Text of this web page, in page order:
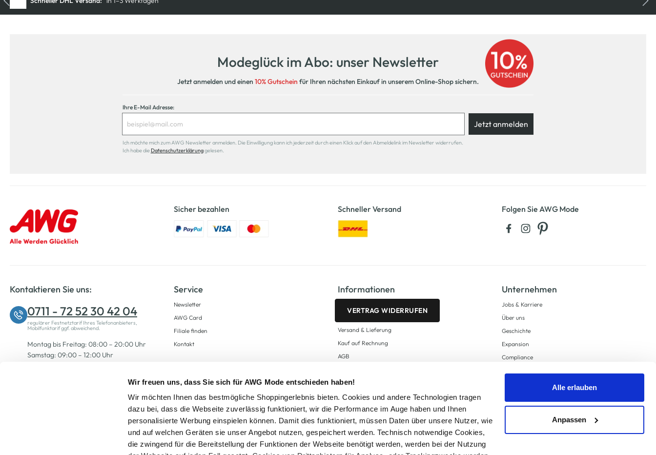
Wir freuen uns, dass Sie sich für AWG Mode entschieden haben!
Wir möchten Ihnen das bestmögliche Shoppingerlebnis bieten. Cookies und andere Technologien tragen
dazu bei, dass die Webseite zuverlässig funktioniert, wir die Performance im Auge haben und Ihnen
personalisierte Werbung einspielen können. Damit dies funktioniert, müssen Daten über unsere Nutzer, wie
und auf welchen Geräten sie unser Angebot nutzen, gespeichert werden. Technisch notwendige Cookies,
die zwingend für die Bereitstellung der Funktionen der Webseite benötigt werden, werden bei der Nutzung
Alle erlauben
Anpassen
Modeglück im Abo: unser Newsletter
Jetzt anmelden und einen 10% Gutschein für Ihren nächsten Einkauf in unserem Online-Shop sichern.
Ihre E-Mail Adresse:
Jetzt anmelden
Ich möchte mich zum AWG Newsletter anmelden. Die Einwilligung kann ich jederzeit durch einen Klick auf den Abmeldelink im Newsletter widerrufen.
Ich habe die Datenschutzerklärunggelesen.
Sicher bezahlen Schneller Versand Folgen Sie AWG Mode
Kontaktieren Sie uns:
0711 - 72 52 30 42 04
regulärer Festnetztarif Ihres Telefonanbieters,
Mobilfunktarif ggf. abweichend.
Montag bis Freitag: 08:00 – 20:00 Uhr
Samstag: 09:00 – 12:00 Uhr
Service
Newsletter
AWG Card
Filiale finden
Kontakt
Informationen
VERTRAG WIDERRUFEN
Versand & Lieferung
Kauf auf Rechnung
AGB
Zahlungsarten
Datenschutz
AWG CARD Teilnahmebedingungen
Unternehmen
Jobs & Karriere
Über uns
Geschichte
Expansion
Compliance
Supply Chain Due Diligence